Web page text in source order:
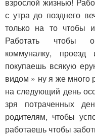
взрослой жизнью!
с утра до позднего
только на то чтобы
Работать чтобы
коммуналку,
покупаешь всякую
видом » ну я же много
на следующий день
зря потраченных
родителям, чтобы
работаешь чтобы